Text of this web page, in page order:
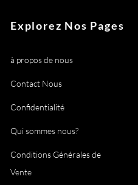
Explorez Nos Pages
à propos de nous
Contact Nous
Confidentialité
Qui sommes nous?
Conditions Générales de
Vente